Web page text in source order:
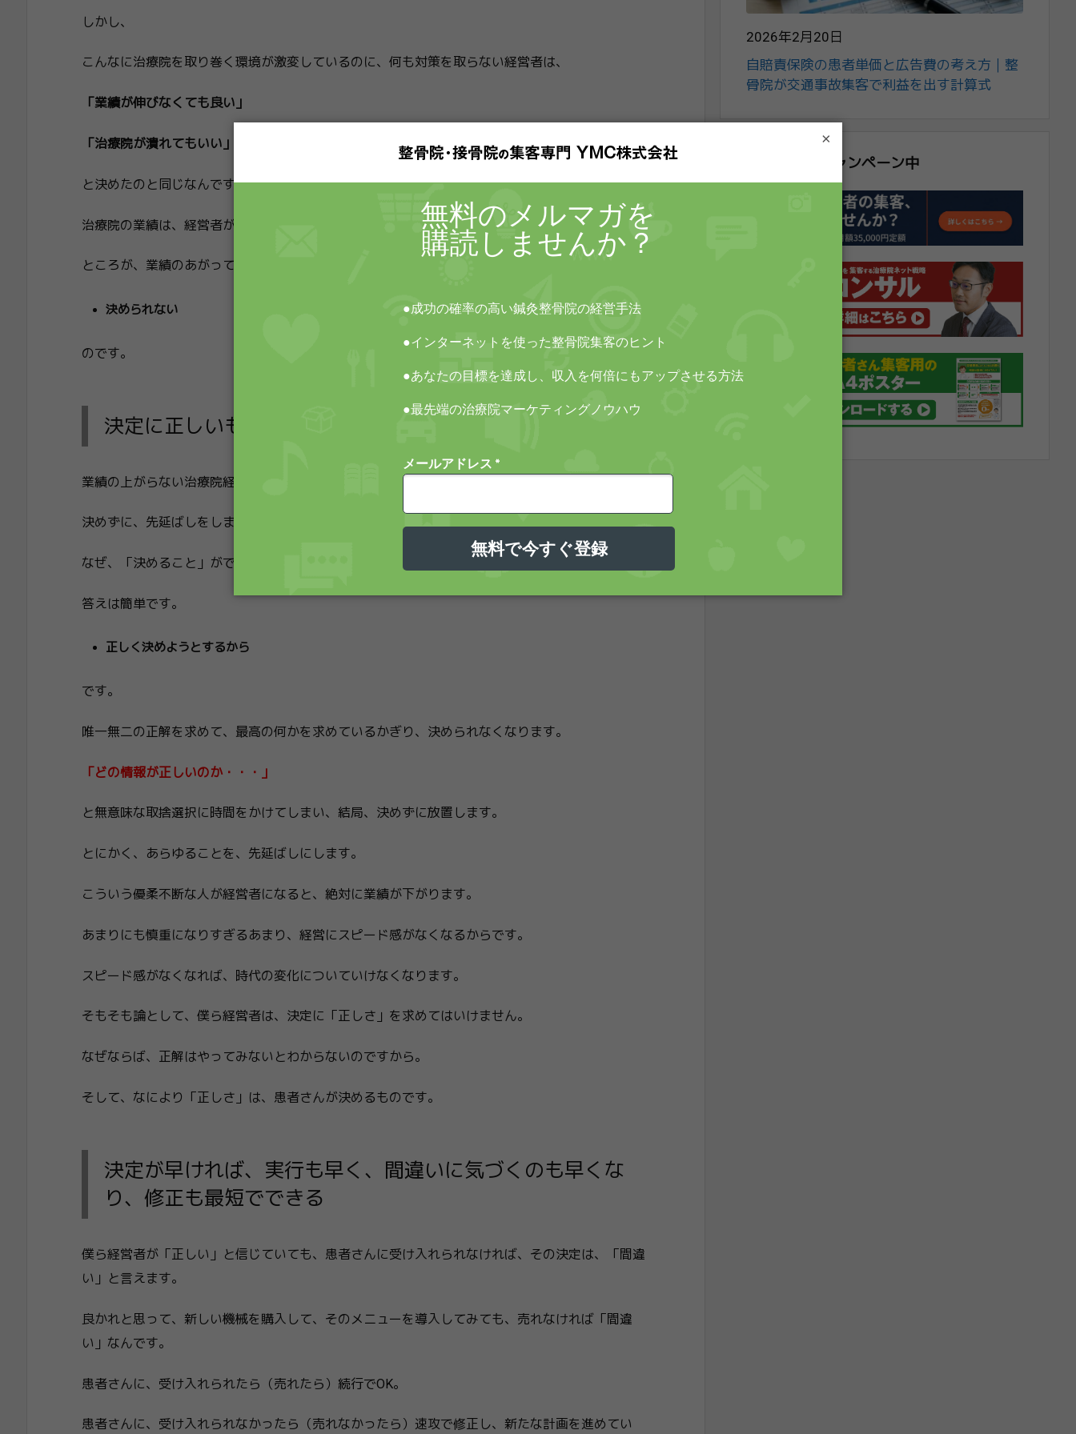
しかし、
こんなに治療院を取り巻く環境が激変しているのに、何も対策を取らない経営者は、
「業績が伸びなくても良い」
「治療院が潰れてもいい」
と決めたのと同じなんです。
治療院の業績は、経営者が「決めた」ようにしかなりません。
ところが、業績のあがっていない治療院経営者は、
決められない
のです。
決定に正しいもクソもない、とにかく決めろ！
業績の上がらない治療院経営者は、グズグズして1つも決められません。
決めずに、先延ばしをしまくるのです。
なぜ、「決めること」ができないのでしょうか？
答えは簡単です。
正しく決めようとするから
です。
唯一無二の正解を求めて、最高の何かを求めているかぎり、決められなくなります。
「どの情報が正しいのか・・・」
と無意味な取捨選択に時間をかけてしまい、結局、決めずに放置します。
とにかく、あらゆることを、先延ばしにします。
こういう優柔不断な人が経営者になると、絶対に業績が下がります。
あまりにも慎重になりすぎるあまり、経営にスピード感がなくなるからです。
スピード感がなくなれば、時代の変化についていけなくなります。
そもそも論として、僕ら経営者は、決定に「正しさ」を求めてはいけません。
なぜならば、正解はやってみないとわからないのですから。
そして、なにより「正しさ」は、患者さんが決めるものです。
決定が早ければ、実行も早く、間違いに気づくのも早くな
り、修正も最短でできる
僕ら経営者が「正しい」と信じていても、患者さんに受け入れられなければ、その決定は、「間違
い」と言えます。
良かれと思って、新しい機械を購入して、そのメニューを導入してみても、売れなければ「間違
い」なんです。
患者さんに、受け入れられたら（売れたら）続行でOK。
患者さんに、受け入れられなかったら（売れなかったら）速攻で修正し、新たな計画を進めてい
2026年2月20日
自賠責保険の患者単価と広告費の考え方｜整
骨院が交通事故集客で利益を出す計算式
期間限定！キャンペーン中
×